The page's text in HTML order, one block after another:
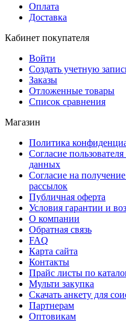
Оплата
Доставка
Кабинет покупателя
Войти
Создать учетную
Заказы
Отложенные товары
Список сравнения
Магазин
Политика
Согласие
данных
Согласие на
рассылок
Публичная оферта
Условия гарантии и
О компании
Обратная связь
FAQ
Карта сайта
Контакты
Прайс листы по
Мульти закупка
Скачать анкету для
Партнерам
Оптовикам